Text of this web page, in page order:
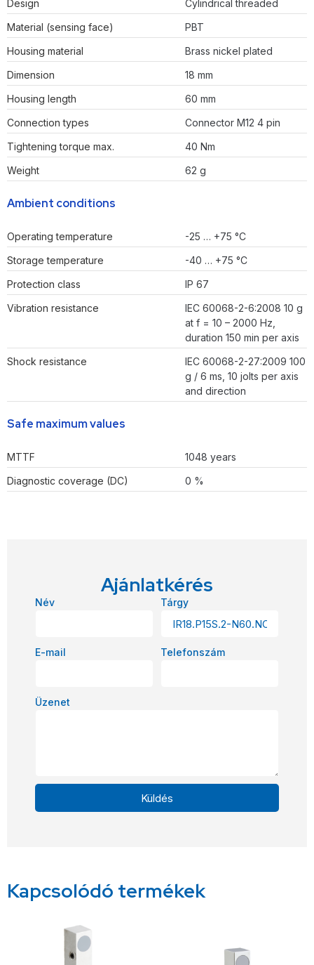
Design
Cylindrical threaded
Material (sensing face)
PBT
Housing material
Brass nickel plated
Dimension
18 mm
Housing length
60 mm
Connection types
Connector M12 4 pin
Tightening torque max.
40 Nm
Weight
62 g
Ambient conditions
Operating temperature
-25 … +75 °C
Storage temperature
-40 … +75 °C
Protection class
IP 67
Vibration resistance
IEC 60068-2-6:2008 10 g
at f = 10 – 2000 Hz,
duration 150 min per axis
Shock resistance
IEC 60068-2-27:2009 100
g / 6 ms, 10 jolts per axis
and direction
Safe maximum values
MTTF
1048 years
Diagnostic coverage (DC)
0 %
Ajánlatkérés
Név Tárgy
E-mail Telefonszám
Üzenet
Küldés
Kapcsolódó termékek